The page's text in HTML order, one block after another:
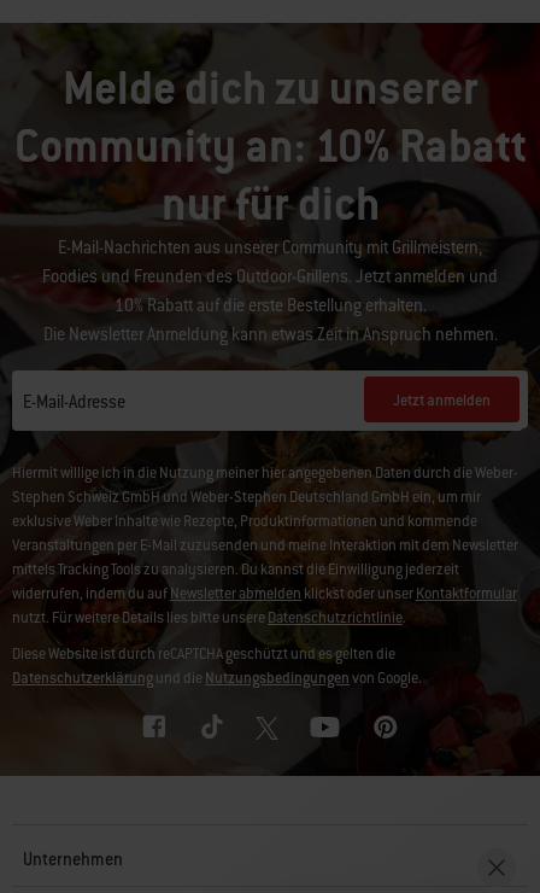
Melde dich zu unserer
Community an: 10% Rabatt
nur für dich
E-Mail-Nachrichten aus unserer Community mit Grillmeistern,
Foodies und Freunden des Outdoor-Grillens. Jetzt anmelden und
10% Rabatt auf die erste Bestellung erhalten.
Die Newsletter Anmeldung kann etwas Zeit in Anspruch nehmen.
E-Mail-Adresse Jetzt anmelden
Hiermit willige ich in die Nutzung meiner hier angegebenen Daten durch die Weber-
Stephen Schweiz GmbH und Weber-Stephen Deutschland GmbH ein, um mir
exklusive Weber Inhalte wie Rezepte, Produktinformationen und kommende
Veranstaltungen per E-Mail zuzusenden und meine Interaktion mit dem Newsletter
mittels Tracking Tools zu analysieren. Du kannst die Einwilligung jederzeit
widerrufen, indem du aufNewsletter abmelden klickst oder unserKontaktformular
nutzt. Für weitere Details lies bitte unsereDatenschutzrichtlinie.
Diese Website ist durch reCAPTCHA geschützt und es gelten die
Datenschutzerklärungund dieNutzungsbedingungenvon Google.
Unternehmen